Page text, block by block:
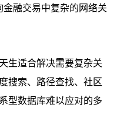
融交易中复杂的网络关
生适合解决需要复杂关
搜索、路径查找、社区
型数据库难以应对的多